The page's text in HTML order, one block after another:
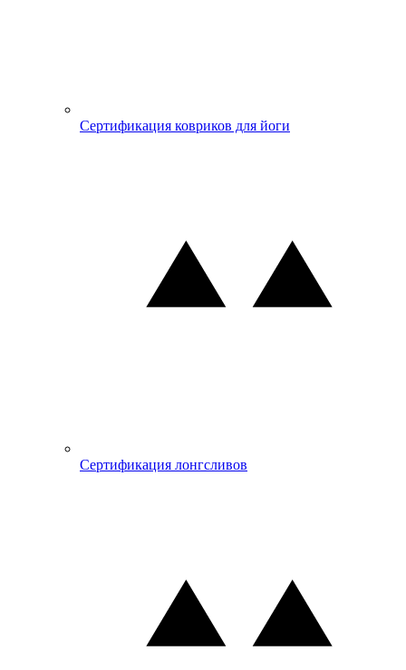
Сертификация ковриков для йоги
Сертификация лонгсливов